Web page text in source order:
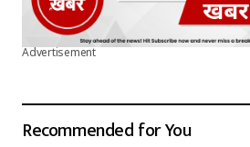
Advertisement
Recommended for You